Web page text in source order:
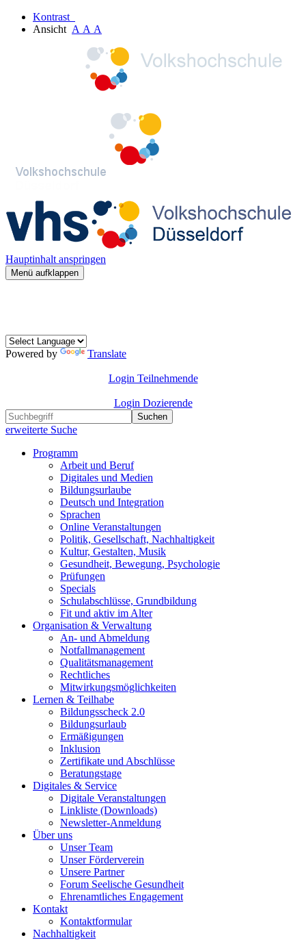
Kontrast
Ansicht A A A
Hauptinhalt anspringen
Menü aufklappen
Powered by Translate
Login Teilnehmende
Login Dozierende
Suchen
erweiterte Suche
Programm
Arbeit und Beruf
Digitales und Medien
Bildungsurlaube
Deutsch und Integration
Sprachen
Online Veranstaltungen
Politik, Gesellschaft, Nachhaltigkeit
Kultur, Gestalten, Musik
Gesundheit, Bewegung, Psychologie
Prüfungen
Specials
Schulabschlüsse, Grundbildung
Fit und aktiv im Alter
Organisation & Verwaltung
An- und Abmeldung
Notfallmanagement
Qualitätsmanagement
Rechtliches
Mitwirkungsmöglichkeiten
Lernen & Teilhabe
Bildungsscheck 2.0
Bildungsurlaub
Ermäßigungen
Inklusion
Zertifikate und Abschlüsse
Beratungstage
Digitales & Service
Digitale Veranstaltungen
Linkliste (Downloads)
Newsletter-Anmeldung
Über uns
Unser Team
Unser Förderverein
Unsere Partner
Forum Seelische Gesundheit
Ehrenamtliches Engagement
Kontakt
Kontaktformular
Nachhaltigkeit